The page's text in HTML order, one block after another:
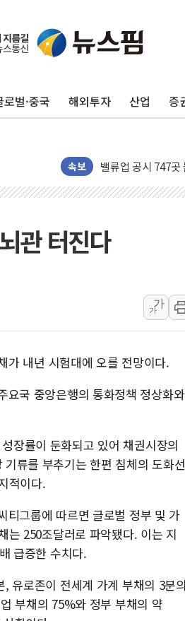
로벌·중국 해외투자 산업 증
속보
DL이앤씨, AI로 건
원희룡, 종합특
해수부, 신청사 부
디엑스앤브이엑스
TBH글로벌, 신규
피알지에스앤텍, '
바이오포트, 필리
파인테크닉스, '넥
신한투자증권, 고
라온시큐어, 정부
대신증권, 네이버
이억원 금융위원
이지스자산운용,
한국투자증권,
[뉴스핌 이 시각 글
김민석 "과반 승리
관 터진다
가
가
가 내년 시험대에 오를 전망이다.
요국 중앙은행의 통화정책 정상화와
장률이 둔화되고 있어 채권시장의
기류를 부추기는 한편 침체의 도화선
적이다.
티그룹에 따르면 글로벌 정부 및 가
는 250조달러로 파악됐다. 이는 지
급증한 수치다.
, 유로존이 전세계 가계 부채의 3분
부채의 75%와 정부 부채의 약